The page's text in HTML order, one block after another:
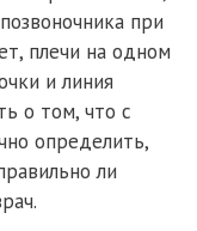
при
плечи на одном
и линия
о том, что с
определить,
ли